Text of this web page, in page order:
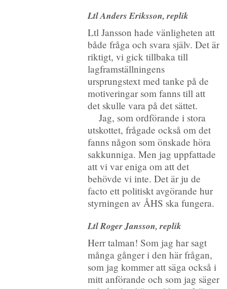
Ltl Anders Eriksson, replik
Ltl Jansson hade vänligheten att
både fråga och svara själv. Det är
riktigt, vi gick tillbaka till
lagframställningens
ursprungstext med tanke på de
motiveringar som fanns till att
det skulle vara på det sättet.
Jag, som ordförande i stora
utskottet, frågade också om det
fanns någon som önskade höra
sakkunniga. Men jag uppfattade
att vi var eniga om att det
behövde vi inte. Det är ju de
facto ett politiskt avgörande hur
styrningen av ÅHS ska fungera.
Ltl Roger Jansson, replik
Herr talman! Som jag har sagt
många gånger i den här frågan,
som jag kommer att säga också i
mitt anförande och som jag säger